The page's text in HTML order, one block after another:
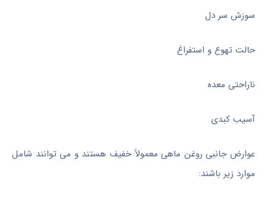
سوزش سر دل
حالت تهوع و استفراغ
ناراحتی معده
آسیب کبدی
عوارض جانبی روغن ماهی معمولاً خفیف هستند و می توانند شامل
موارد زیر باشند: